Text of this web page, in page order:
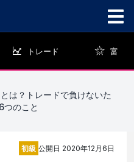
トレード 富
は？トレードで負けないた
つのこと
初級 公開日 2020年12月6日